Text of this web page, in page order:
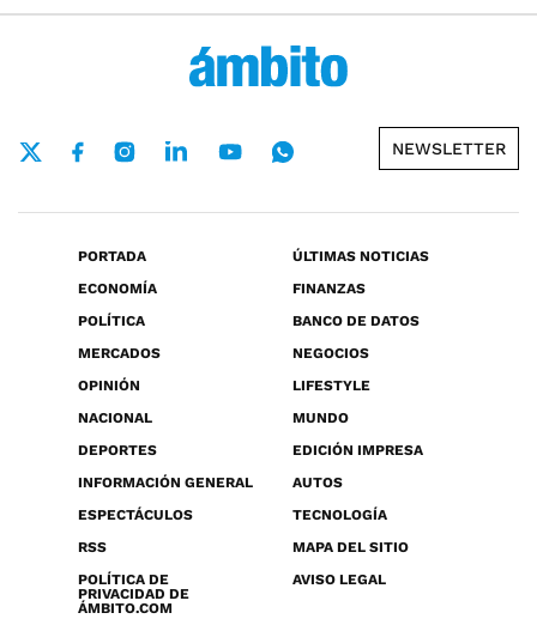
NEWSLETTER
PORTADA
ÚLTIMAS NOTICIAS
ECONOMÍA
FINANZAS
POLÍTICA
BANCO DE DATOS
MERCADOS
NEGOCIOS
OPINIÓN
LIFESTYLE
NACIONAL
MUNDO
DEPORTES
EDICIÓN IMPRESA
INFORMACIÓN GENERAL
AUTOS
ESPECTÁCULOS
TECNOLOGÍA
RSS
MAPA DEL SITIO
POLÍTICA DE
PRIVACIDAD DE
ÁMBITO.COM
AVISO LEGAL